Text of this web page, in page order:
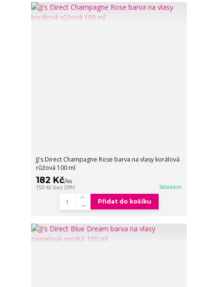
JJ's Direct Champagne Rose barva na vlasy korálová
růžová 100 ml
182 Kč/ks
150 Kč bez DPH Skladem
Přidat do košíku